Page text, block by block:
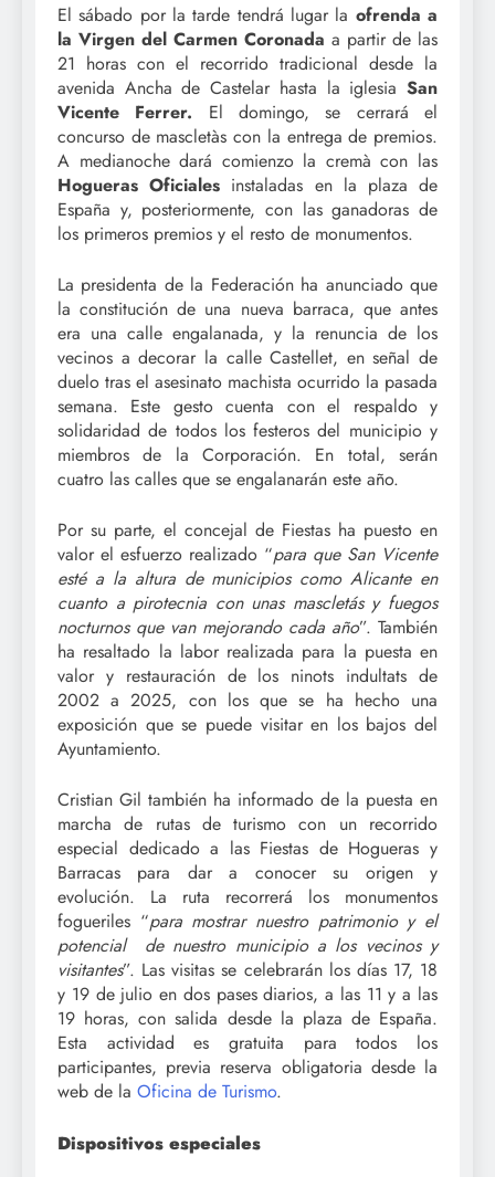
El sábado por la tarde tendrá lugar la ofrenda a
la Virgen del Carmen Coronada a partir de las
21 horas con el recorrido tradicional desde la
avenida Ancha de Castelar hasta la iglesia San
Vicente Ferrer. El domingo, se cerrará el
concurso de mascletàs con la entrega de premios.
A medianoche dará comienzo la cremà con las
Hogueras Oficiales instaladas en la plaza de
España y, posteriormente, con las ganadoras de
los primeros premios y el resto de monumentos.
La presidenta de la Federación ha anunciado que
la constitución de una nueva barraca, que antes
era una calle engalanada, y la renuncia de los
vecinos a decorar la calle Castellet, en señal de
duelo tras el asesinato machista ocurrido la pasada
semana. Este gesto cuenta con el respaldo y
solidaridad de todos los festeros del municipio y
miembros de la Corporación. En total, serán
cuatro las calles que se engalanarán este año.
Por su parte, el concejal de Fiestas ha puesto en
valor el esfuerzo realizado “para que San Vicente
esté a la altura de municipios como Alicante en
cuanto a pirotecnia con unas mascletás y fuegos
nocturnos que van mejorando cada año”. También
ha resaltado la labor realizada para la puesta en
valor y restauración de los ninots indultats de
2002 a 2025, con los que se ha hecho una
exposición que se puede visitar en los bajos del
Ayuntamiento.
Cristian Gil también ha informado de la puesta en
marcha de rutas de turismo con un recorrido
especial dedicado a las Fiestas de Hogueras y
Barracas para dar a conocer su origen y
evolución. La ruta recorrerá los monumentos
fogueriles “para mostrar nuestro patrimonio y el
potencial de nuestro municipio a los vecinos y
visitantes”. Las visitas se celebrarán los días 17, 18
y 19 de julio en dos pases diarios, a las 11 y a las
19 horas, con salida desde la plaza de España.
Esta actividad es gratuita para todos los
participantes, previa reserva obligatoria desde la
web de la Oficina de Turismo.
Dispositivos especiales